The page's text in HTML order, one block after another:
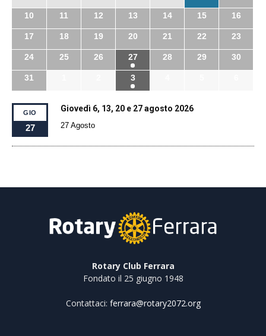
10 11 12 13 14 15 16
17 18 19 20 21 22 23
24 25 26 27 28 29 30
31 3
GIO
27
Giovedì 6, 13, 20 e 27 agosto 2026
27 Agosto
Rotary Club Ferrara
Fondato il 25 giugno 1948
Contattaci: ferrara@rotary2072.org